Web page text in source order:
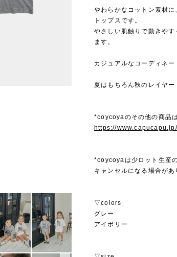
やわらかなコットン素材
トップスです。
やさしい肌触りで動きや
ます。
カジュアルなコーディネー
夏はもちろん秋のレイヤー
*coycoyaのその他の商品
https://
*coycoyaは少ロット生産
キャンセルになる場合が
▽colors
グレー
アイボリー